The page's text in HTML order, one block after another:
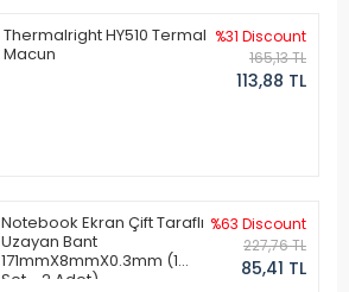
Thermalright HY510 Termal
Macun
%31 Discount
165,13 TL
113,88 TL
Notebook Ekran Çift Taraflı
Uzayan Bant
171mmX8mmX0.3mm (1
Set - 2 Adet)
%63 Discount
227,76 TL
85,41 TL